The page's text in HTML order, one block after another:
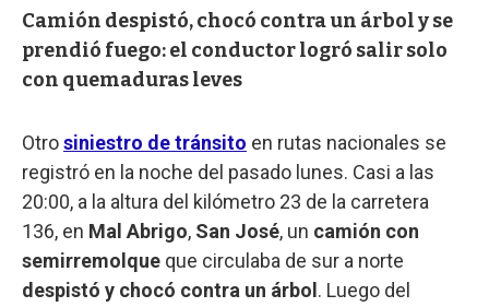
Camión despistó, chocó contra un árbol y se
prendió fuego: el conductor logró salir solo
con quemaduras leves
Otrosiniestro de tránsito en rutas nacionales se
registró en la noche del pasado lunes. Casi a las
20:00, a la altura del kilómetro 23 de la carretera
136, en Mal Abrigo, San José, un camión con
semirremolque que circulaba de sur a norte
despistó y chocó contra un árbol . Luego del